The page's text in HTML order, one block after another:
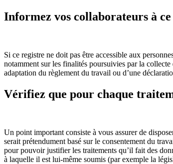
Informez vos collaborateurs à
Si ce registre ne doit pas être accessible aux
notamment sur les finalités poursuivies par la
adaptation du règlement du travail ou d’une
Vérifiez que pour chaque
Un point important consiste à vous assurer de
serait prétendument basé sur le consentement du
pour pouvoir justifier les traitements qu’il fait des
à laquelle il est lui-même soumis (par exemple la